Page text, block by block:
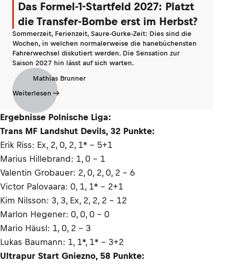
Das Formel-1-Startfeld 2027: Platzt
die Transfer-Bombe erst im Herbst?
Sommerzeit, Ferienzeit, Saure-Gurke-Zeit: Dies sind die
Wochen, in welchen normalerweise die hanebüchensten
Fahrerwechsel diskutiert werden. Die Sensation zur
Saison 2027 hin lässt auf sich warten.
Mathias Brunner
Weiterlesen
Ergebnisse Polnische Liga:
Trans MF Landshut Devils, 32 Punkte:
Erik Riss: Ex, 2, 0, 2, 1* – 5+1
Marius Hillebrand: 1, 0 – 1
Valentin Grobauer: 2, 0, 2, 0, 2 – 6
Victor Palovaara: 0, 1, 1* – 2+1
Kim Nilsson: 3, 3, Ex, 2, 2, 2 – 12
Marlon Hegener: 0, 0, 0 – 0
Mario Häusl: 1, 0, 2 – 3
Lukas Baumann: 1, 1*, 1* – 3+2
Ultrapur Start Gniezno, 58 Punkte: